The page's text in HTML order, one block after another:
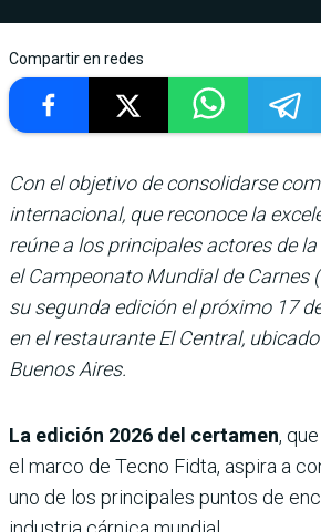
Compartir en redes
Con el objetivo de consolidarse
internacional, que reconoce la
reúne a los principales actores de
el Campeonato Mundial de Carnes
su segunda edición el próximo 17
en el restaurante El Central,
Buenos Aires.
La edición 2026 del certamen,
el marco de Tecno Fidta, aspira a
uno de los principales puntos de